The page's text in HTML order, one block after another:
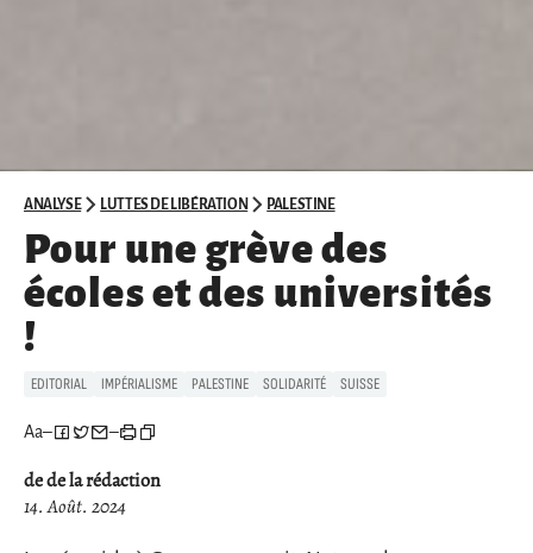
ANALYSE LUTTES DE LIBÉRATION PALESTINE
Pour une grève des
écoles et des universités
!
EDITORIAL IMPÉRIALISME PALESTINE SOLIDARITÉ SUISSE
Aa– –
de de la rédaction
14. Août. 2024